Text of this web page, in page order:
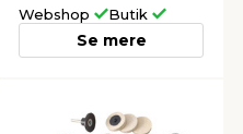
Webshop Butik
Se mere